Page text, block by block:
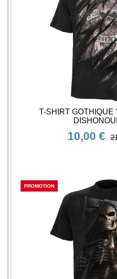
T-SHIRT GOTHIQUE
10,00 €
PROMOTION